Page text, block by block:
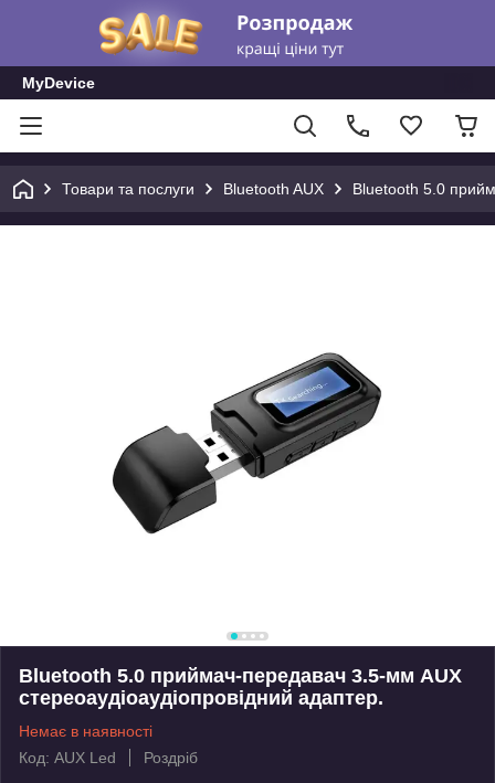
MyDevice
Товари та послуги Bluetooth AUX Bluetooth 5.0
Bluetooth 5.0 приймач-передавач 3.5-мм AUX
стереоаудіоаудіопровідний адаптер.
Немає в наявності
Код: AUX Led
Роздріб